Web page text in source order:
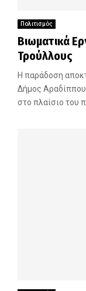
Πολιτισμός
Βιωματικά
Τρούλλους
Η παράδοση
Δήμος
στο πλαίσιο του